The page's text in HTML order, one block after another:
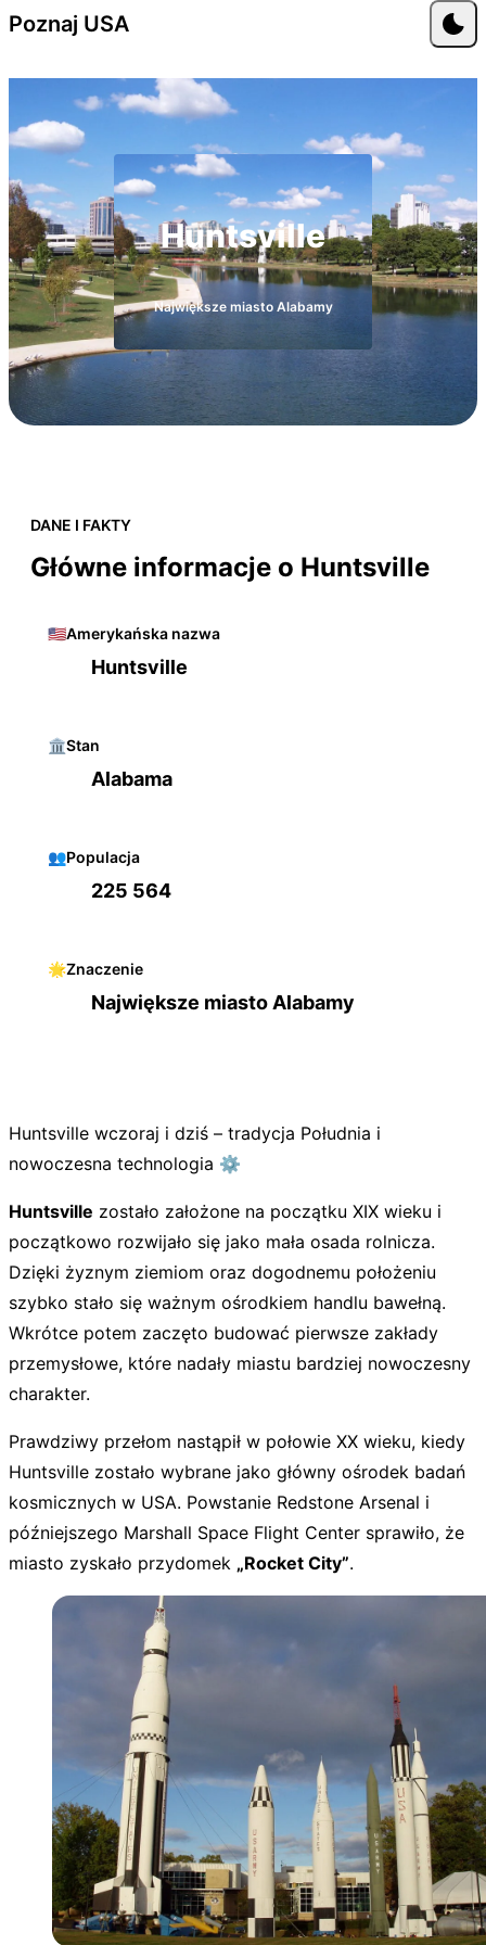
Przejdź do treści
Poznaj USA
Huntsville
Największe miasto Alabamy
DANE I FAKTY
Główne informacje o Huntsville
🇺🇸Amerykańska nazwa
Huntsville
🏛️Stan
Alabama
👥Populacja
225 564
🌟Znaczenie
Największe miasto Alabamy
Huntsville wczoraj i dziś – tradycja Południa i
nowoczesna technologia ⚙️
Huntsville zostało założone na początku XIX wieku i
początkowo rozwijało się jako mała osada rolnicza.
Dzięki żyznym ziemiom oraz dogodnemu położeniu
szybko stało się ważnym ośrodkiem handlu bawełną.
Wkrótce potem zaczęto budować pierwsze zakłady
przemysłowe, które nadały miastu bardziej nowoczesny
charakter.
Prawdziwy przełom nastąpił w połowie XX wieku, kiedy
Huntsville zostało wybrane jako główny ośrodek badań
kosmicznych w USA. Powstanie Redstone Arsenal i
późniejszego Marshall Space Flight Center sprawiło, że
miasto zyskało przydomek „Rocket City”.